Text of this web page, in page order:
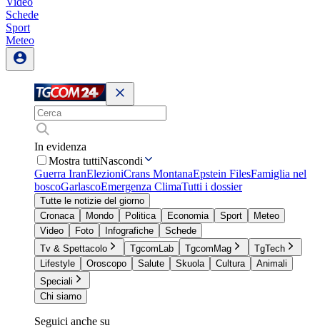
Schede
Sport
Meteo
In evidenza
Mostra tuttiNascondi
Guerra IranElezioniCrans MontanaEpstein FilesFamiglia nel
boscoGarlascoEmergenza ClimaTutti i dossier
Tutte le notizie del giorno
Cronaca
Mondo Politica Economia Sport
Meteo
Video
Foto Infografiche
Schede
Tv & Spettacolo
TgcomLab TgcomMag
TgTech
Lifestyle
Oroscopo Salute Skuola Cultura
Animali
Speciali
Chi siamo
Seguici anche su